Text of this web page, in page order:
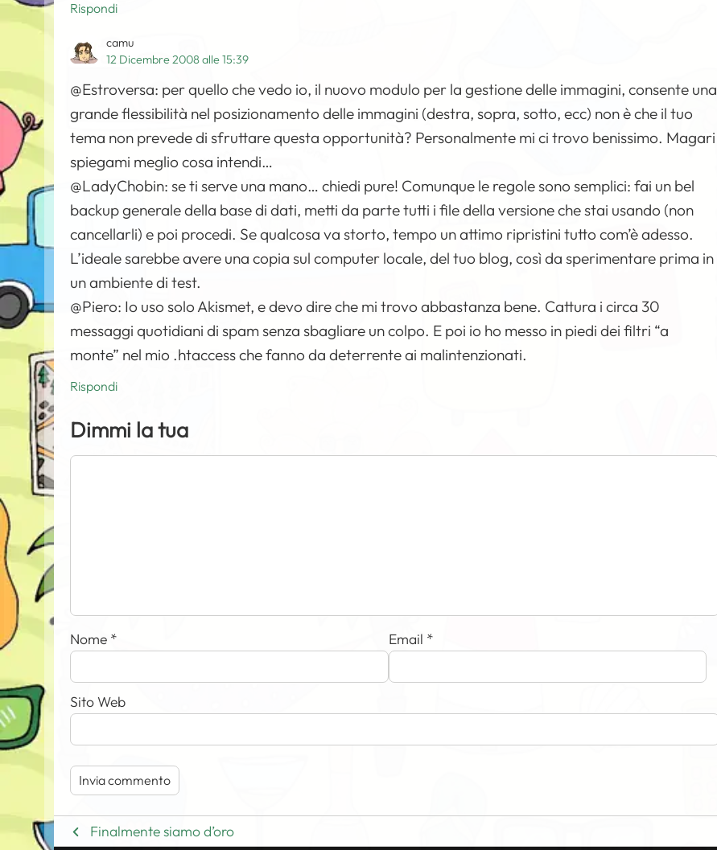
Rispondi
camu
12 Dicembre 2008 alle 15:39
@Estroversa: per quello che vedo io, il nuovo modulo per la gestione delle immagini, consente una
grande flessibilità nel posizionamento delle immagini (destra, sopra, sotto, ecc) non è che il tuo
tema non prevede di sfruttare questa opportunità? Personalmente mi ci trovo benissimo. Magari
spiegami meglio cosa intendi…
@LadyChobin: se ti serve una mano… chiedi pure! Comunque le regole sono semplici: fai un bel
backup generale della base di dati, metti da parte tutti i file della versione che stai usando (non
cancellarli) e poi procedi. Se qualcosa va storto, tempo un attimo ripristini tutto com’è adesso.
L’ideale sarebbe avere una copia sul computer locale, del tuo blog, così da sperimentare prima in
un ambiente di test.
@Piero: Io uso solo Akismet, e devo dire che mi trovo abbastanza bene. Cattura i circa 30
messaggi quotidiani di spam senza sbagliare un colpo. E poi io ho messo in piedi dei filtri “a
monte” nel mio .htaccess che fanno da deterrente ai malintenzionati.
Rispondi
Dimmi la tua
Nome * Email *
Sito Web
Finalmente siamo d’oro